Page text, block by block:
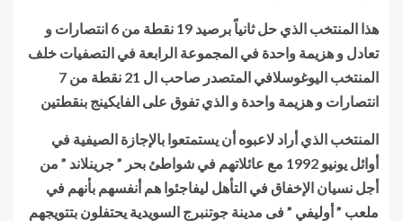
هذا المنتخب الذي حل ثانياً برصيد 19 نقطة من 6 انتصارات و
تعادل و هزيمة واحدة في المجموعة الرابعة في التصفيات خلف
المنتخب اليوغوسلافي المتصدر صاحب ال 21 نقطة من 7
انتصارات و هزيمة واحدة و الذي تفوق على الفايكينج بنقطتين
المنتخب الذي أراد لاعبوه أن يستمتعوا بالإجازة الصيفية في
أوائل يونيو 1992 مع عائلاتهم في شواطئ بحر ” جرينلاند ” من
أجل نسيان الإخفاق في التأهل ليفاجئوا هم أنفسهم بأنهم في
ملعب ” أوليفي ” فى مدينة جوتنبرج السويدية يحتفلون بتتويجهم